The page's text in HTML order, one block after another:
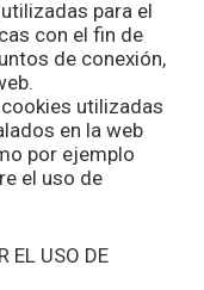
para el
con el fin de
de conexión,
utilizadas
en la web
por ejemplo
el uso de
EL USO DE